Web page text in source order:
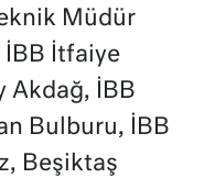
Müdür
İBB İtfaiye
Akdağ, İBB
Bulburu, İBB
Beşiktaş